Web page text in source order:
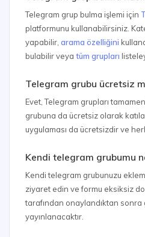
Telegram grup bulma işlemi için
platformunu kullanabilirsiniz.
yapabilir, arama özelliğini
bulabilir veya tüm grupları
Telegram grubu ücretsiz
Evet, Telegram grupları
grubuna da ücretsiz olarak
uygulaması da ücretsizdir ve
Kendi telegram grubumu
Kendi telegram grubunuzu
ziyaret edin ve formu eksiksiz
tarafından onaylandıktan sonra
yayınlanacaktır.